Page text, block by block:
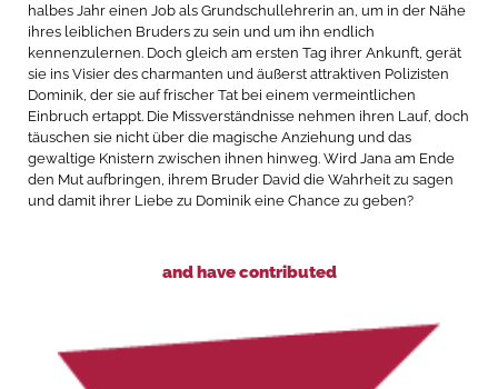
halbes Jahr einen Job als Grundschullehrerin an, um in der Nähe
ihres leiblichen Bruders zu sein und um ihn endlich
kennenzulernen. Doch gleich am ersten Tag ihrer Ankunft, gerät
sie ins Visier des charmanten und äußerst attraktiven Polizisten
Dominik, der sie auf frischer Tat bei einem vermeintlichen
Einbruch ertappt. Die Missverständnisse nehmen ihren Lauf, doch
täuschen sie nicht über die magische Anziehung und das
gewaltige Knistern zwischen ihnen hinweg. Wird Jana am Ende
den Mut aufbringen, ihrem Bruder David die Wahrheit zu sagen
und damit ihrer Liebe zu Dominik eine Chance zu geben?
and have contributed